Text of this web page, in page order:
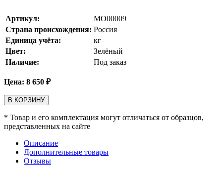
Артикул:
MO00009
Страна происхождения: Россия
Единица учёта:
кг
Цвет:
Зелёный
Наличие:
Под заказ
Цена: 8 650 ₽
В КОРЗИНУ
* Товар и его комплектация могут отличаться от образцов,
представленных на сайте
Описание
Дополнительные товары
Отзывы